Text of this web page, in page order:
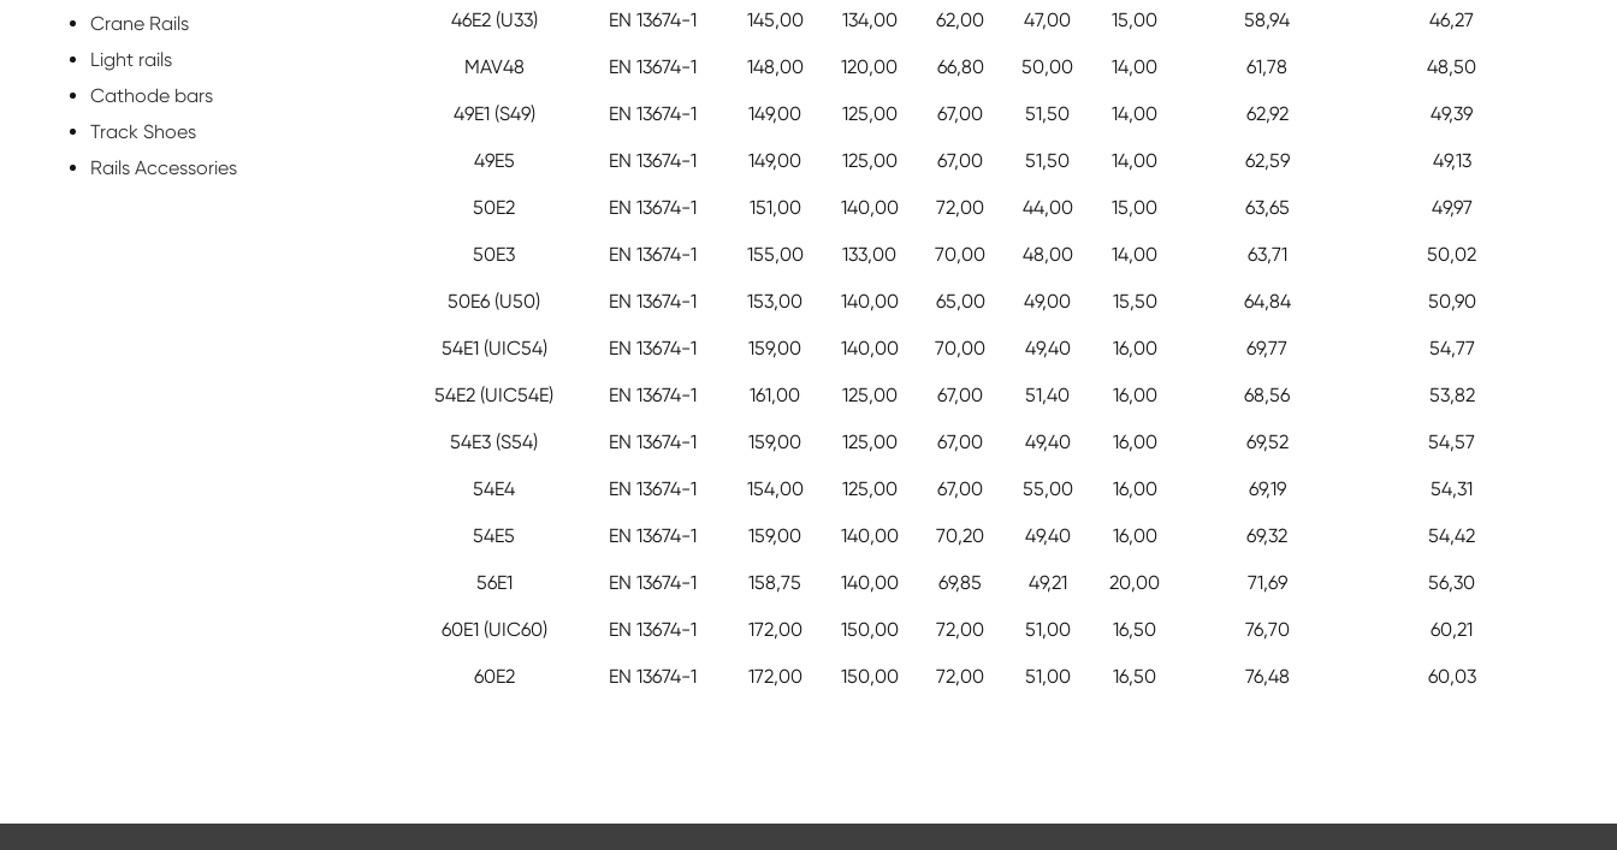
46E2 (U33) EN 13674-1 145,00 134,00 62,00 47,00 15,00 58,94 46,27
MAV48 EN 13674-1 148,00 120,00 66,80 50,00 14,00 61,78 48,50
49E1 (S49) EN 13674-1 149,00 125,00 67,00 51,50 14,00 62,92 49,39
49E5 EN 13674-1 149,00 125,00 67,00 51,50 14,00 62,59 49,13
50E2 EN 13674-1 151,00 140,00 72,00 44,00 15,00 63,65 49,97
50E3 EN 13674-1 155,00 133,00 70,00 48,00 14,00 63,71 50,02
50E6 (U50) EN 13674-1 153,00 140,00 65,00 49,00 15,50 64,84 50,90
54E1 (UIC54) EN 13674-1 159,00 140,00 70,00 49,40 16,00 69,77 54,77
54E2 (UIC54E) EN 13674-1 161,00 125,00 67,00 51,40 16,00 68,56 53,82
54E3 (S54) EN 13674-1 159,00 125,00 67,00 49,40 16,00 69,52 54,57
54E4 EN 13674-1 154,00 125,00 67,00 55,00 16,00 69,19 54,31
54E5 EN 13674-1 159,00 140,00 70,20 49,40 16,00 69,32 54,42
56E1 EN 13674-1 158,75 140,00 69,85 49,21 20,00 71,69 56,30
60E1 (UIC60) EN 13674-1 172,00 150,00 72,00 51,00 16,50 76,70 60,21
60E2 EN 13674-1 172,00 150,00 72,00 51,00 16,50 76,48 60,03
Crane Rails
Light rails
Cathode bars
Track Shoes
Rails Accessories